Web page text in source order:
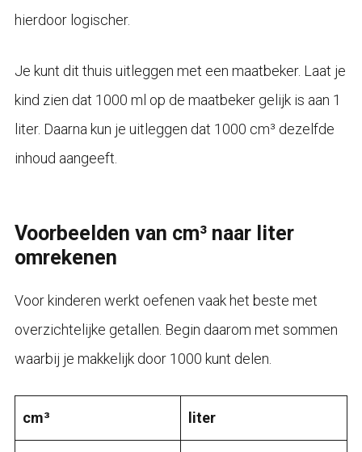
hierdoor logischer.
Je kunt dit thuis uitleggen met een maatbeker. Laat je
kind zien dat 1000 ml op de maatbeker gelijk is aan 1
liter. Daarna kun je uitleggen dat 1000 cm³ dezelfde
inhoud aangeeft.
Voorbeelden van cm³ naar liter
omrekenen
Voor kinderen werkt oefenen vaak het beste met
overzichtelijke getallen. Begin daarom met sommen
waarbij je makkelijk door 1000 kunt delen.
cm³ liter